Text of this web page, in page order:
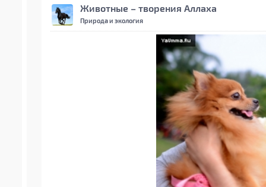
Животные – творения Аллаха
Природа и экология